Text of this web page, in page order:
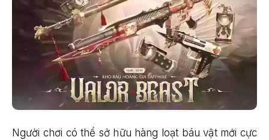
Người chơi có thể sở hữu hàng loạt báu vật mới cực